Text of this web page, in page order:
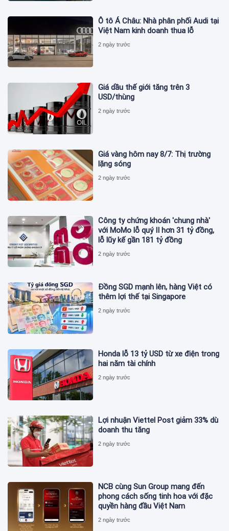
Ô tô Á Châu: Nhà phân phối Audi tại
Việt Nam kinh doanh thua lỗ
2 ngày trước
Giá dầu thế giới tăng trên 3
USD/thùng
2 ngày trước
Giá vàng hôm nay 8/7: Thị trường
lặng sóng
2 ngày trước
Công ty chứng khoán 'chung nhà'
với MoMo lỗ quý II hơn 31 tỷ đồng,
lỗ lũy kế gần 181 tỷ đồng
2 ngày trước
Đồng SGD mạnh lên, hàng Việt có
thêm lợi thế tại Singapore
2 ngày trước
Honda lỗ 13 tỷ USD từ xe điện trong
hai năm tài chính
2 ngày trước
Lợi nhuận Viettel Post giảm 33% dù
doanh thu tăng
2 ngày trước
NCB cùng Sun Group mang đến
phong cách sống tinh hoa với đặc
quyền hàng đầu Việt Nam
2 ngày trước